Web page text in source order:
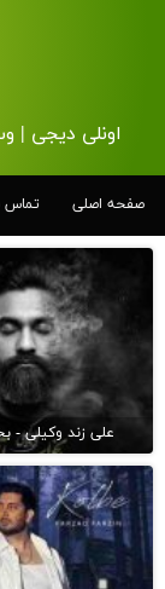
اونلی دیجی |
صفحه اصلی تماس
علی زند وکیلی -